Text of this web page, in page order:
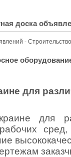
доска
-
для
для